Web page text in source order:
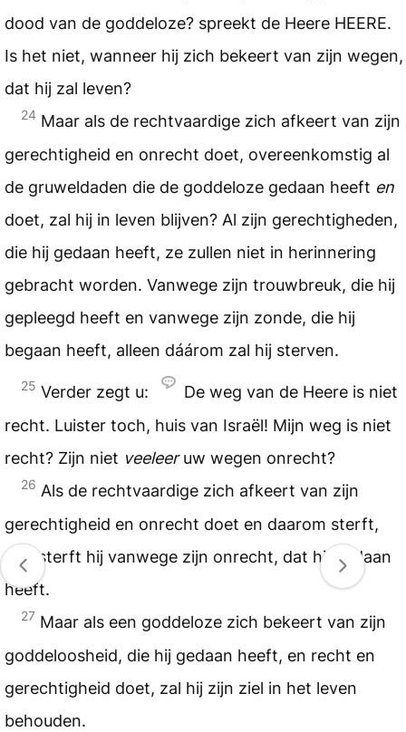
dood van de goddeloze? spreekt de Heere HEERE.
Is het niet, wanneer hij zich bekeert van zijn wegen,
dat hij zal leven?
24 Maar als de rechtvaardige zich afkeert van zijn
gerechtigheid en onrecht doet, overeenkomstig al
de gruweldaden die de goddeloze gedaan heeft en
doet, zal hij in leven blijven? Al zijn gerechtigheden,
die hij gedaan heeft, ze zullen niet in herinnering
gebracht worden. Vanwege zijn trouwbreuk, die hij
gepleegd heeft en vanwege zijn zonde, die hij
begaan heeft, alleen dáárom zal hij sterven.
25 Verder zegt u:
De weg van de Heere is niet
recht. Luister toch, huis van Israël! Mijn weg is niet
recht? Zijn niet veeleeruw wegen onrecht?
26 Als de rechtvaardige zich afkeert van zijn
gerechtigheid en onrecht doet en daarom sterft,
dan sterft hij vanwege zijn onrecht, dat hij gedaan
heeft.
27 Maar als een goddeloze zich bekeert van zijn
goddeloosheid, die hij gedaan heeft, en recht en
gerechtigheid doet, zal hij zijn ziel in het leven
behouden.